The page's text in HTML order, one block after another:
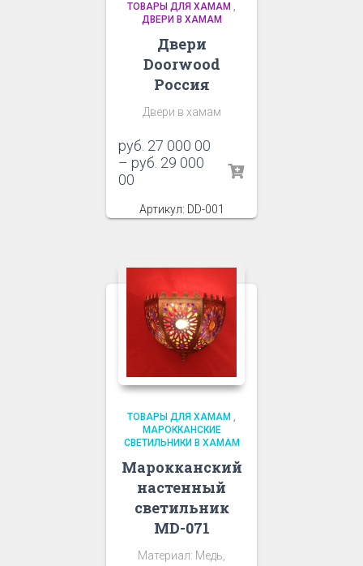
ТОВАРЫ ДЛЯ ХАМАМ ,
ДВЕРИ В ХАМАМ
Двери
Doorwood
Россия
Двери в хамам
руб. 27 000 00
– руб. 29 000
00
Артикул: DD-001
ТОВАРЫ ДЛЯ ХАМАМ ,
МАРОККАНСКИЕ
СВЕТИЛЬНИКИ В ХАМАМ
Марокканский
настенный
светильник
MD-071
Материал: Медь,